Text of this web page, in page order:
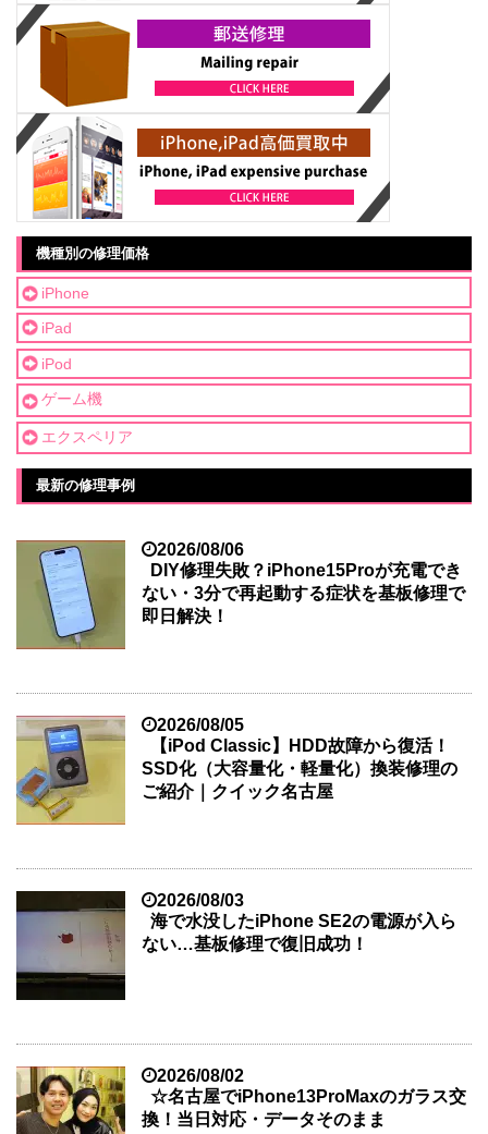
機種別の修理価格
iPhone
iPad
iPod
ゲーム機
エクスペリア
最新の修理事例
2026/08/06
DIY修理失敗？iPhone15Proが充電でき
ない・3分で再起動する症状を基板修理で
即日解決！
2026/08/05
【iPod Classic】HDD故障から復活！
SSD化（大容量化・軽量化）換装修理の
ご紹介｜クイック名古屋
2026/08/03
海で水没したiPhone SE2の電源が入ら
ない…基板修理で復旧成功！
2026/08/02
☆名古屋でiPhone13ProMaxのガラス交
換！当日対応・データそのまま